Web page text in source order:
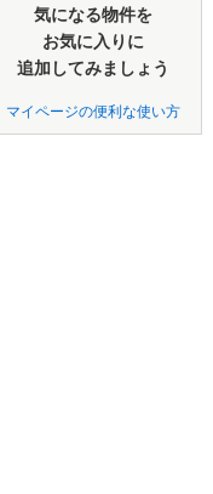
気になる物件を
お気に入りに
追加してみましょう
マイページの便利な使い方